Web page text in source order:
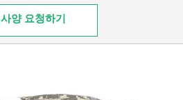
사양 요청하기